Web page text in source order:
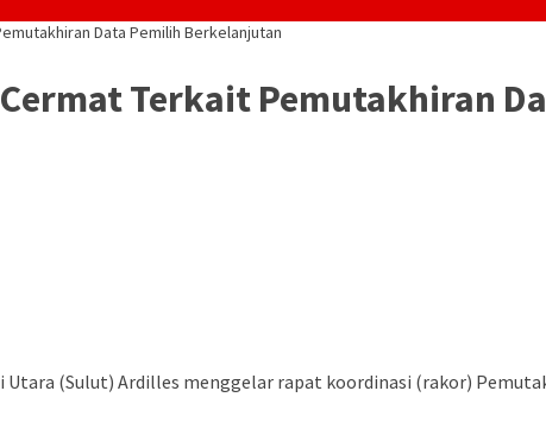
Data Pemilih Berkelanjutan
Terkait Pemutakhiran
(Sulut) Ardilles menggelar rapat koordinasi (rakor)